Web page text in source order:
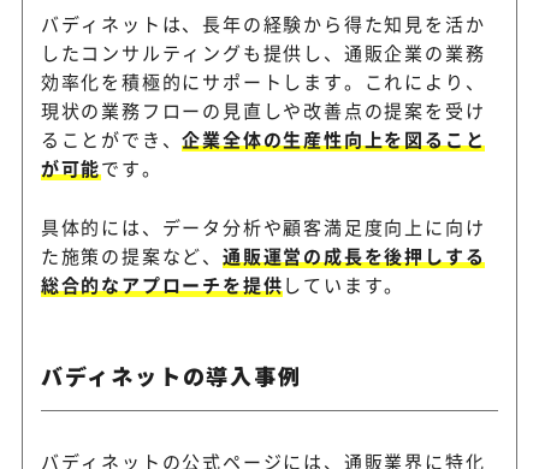
バディネットは、長年の経験から得た知見を活か
したコンサルティングも提供し、通販企業の業務
効率化を積極的にサポートします。これにより、
現状の業務フローの見直しや改善点の提案を受け
ることができ、企業全体の生産性向上を図ること
が可能です。
具体的には、データ分析や顧客満足度向上に向け
た施策の提案など、通販運営の成長を後押しする
総合的なアプローチを提供しています。
バディネットの導入事例
バディネットの公式ページには、通販業界に特化